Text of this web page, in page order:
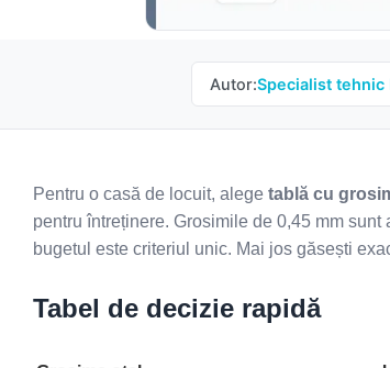
Autor:Specialist tehnic
Pentru o casă de locuit, alege tablă cu
pentru întreținere. Grosimile de 0,45 mm
bugetul este criteriul unic. Mai jos găsești
Tabel de decizie rapidă